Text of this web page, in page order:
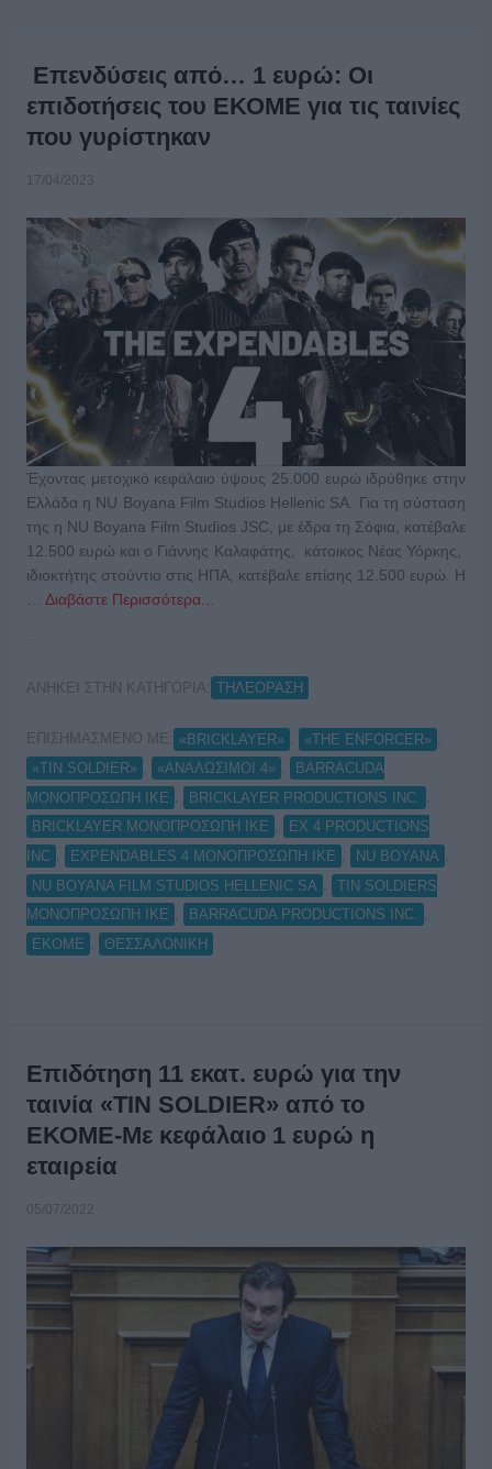
Επενδύσεις από… 1 ευρώ: Οι
επιδοτήσεις του ΕΚΟΜΕ για τις ταινίες
που γυρίστηκαν
17/04/2023
Έχοντας μετοχικό κεφάλαιο ύψους 25.000 ευρώ ιδρύθηκε στην
Ελλάδα η NU Boyana Film Studios Hellenic SA. Για τη σύσταση
της η NU Boyana Film Studios JSC, με έδρα τη Σόφια, κατέβαλε
12.500 ευρώ και ο Γιάννης Καλαφάτης, κάτοικος Νέας Υόρκης,
ιδιοκτήτης στούντιο στις ΗΠΑ, κατέβαλε επίσης 12.500 ευρώ. Η
Διαβάστε Περισσότερα...
ΑΝΗΚΕΙ ΣΤΗΝ ΚΑΤΗΓΟΡΙΑ: ΤΗΛΕΟΡΑΣΗ
ΕΠΙΣΗΜΑΣΜΕΝΟ ΜΕ: «BRICKLAYER» «THE ENFORCER»
«TIN SOLDIER»
«ΑΝΑΛΩΣΙΜΟΙ 4»
BARRACUDA
ΜΟΝΟΠΡΟΣΩΠΗ ΙΚΕ
BRICKLAYER PRODUCTIONS INC.
BRICKLAYER ΜΟΝΟΠΡΟΣΩΠΗ ΙΚΕ
EX 4 PRODUCTIONS
INC
EXPENDABLES 4 ΜΟΝΟΠΡΟΣΩΠΗ ΙΚΕ NU BOYANA
NU BOYANA FILM STUDIOS HELLENIC SA
TIN SOLDIERS
ΜΟΝΟΠΡΟΣΩΠΗ ΙΚΕ
ΒARRACUDA PRODUCTIONS INC.
ΕΚΟΜΕ
ΘΕΣΣΑΛΟΝΙΚΗ
Επιδότηση 11 εκατ. ευρώ για την
ταινία «TIN SOLDIER» από το
ΕΚΟΜΕ-Με κεφάλαιο 1 ευρώ η
εταιρεία
05/07/2022